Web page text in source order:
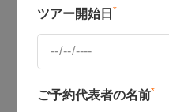
ツアー開始日 *
ご予約代表者の名前*